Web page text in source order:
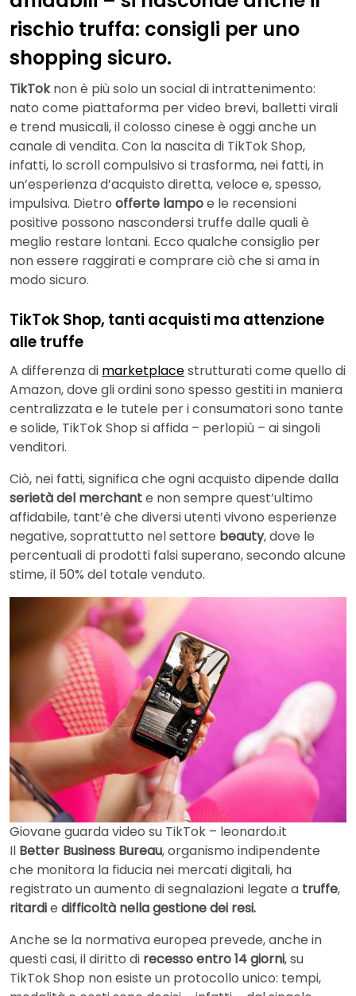
rischio truffa: consigli per uno
shopping sicuro.
TikToknon è più solo un social di intrattenimento:
nato come piattaforma per video brevi, balletti virali
e trend musicali, il colosso cinese è oggi anche un
canale di vendita. Con la nascita di TikTok Shop,
infatti, lo scroll compulsivo si trasforma, nei fatti, in
un’esperienza d’acquisto diretta, veloce e, spesso,
impulsiva. Dietro offerte lampoe le recensioni
positive possono nascondersi truffe dalle quali è
meglio restare lontani. Ecco qualche consiglio per
non essere raggirati e comprare ciò che si ama in
modo sicuro.
TikTok Shop, tanti acquisti ma attenzione
alle truffe
A differenza di marketplacestrutturati come quello di
Amazon, dove gli ordini sono spesso gestiti in maniera
centralizzata e le tutele per i consumatori sono tante
e solide, TikTok Shop si affida – perlopiù – ai singoli
venditori.
Ciò, nei fatti, significa che ogni acquisto dipende dalla
serietà del merchante non sempre quest’ultimo
affidabile, tant’è che diversi utenti vivono esperienze
negative, soprattutto nel settore beauty, dove le
percentuali di prodotti falsi superano, secondo alcune
stime, il 50% del totale venduto.
Giovane guarda video su TikTok – leonardo.it
Il Better Business Bureau, organismo indipendente
che monitora la fiducia nei mercati digitali, ha
registrato un aumento di segnalazioni legate a truffe,
ritardie difficoltà nella gestione dei resi.
Anche se la normativa europea prevede, anche in
questi casi, il diritto di recesso entro 14 giorni, su
TikTok Shop non esiste un protocollo unico: tempi,